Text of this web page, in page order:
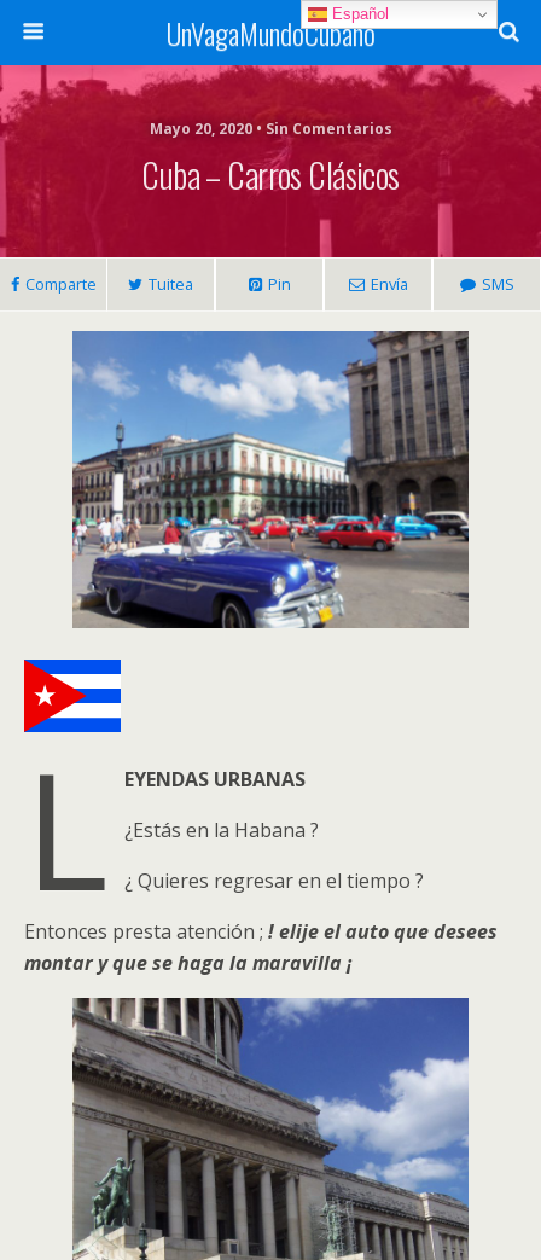
UnVagaMundoCubano
Mayo 20, 2020 • Sin Comentarios
Cuba – Carros Clásicos
Comparte Tuitea Pin Envía SMS
L
EYENDAS URBANAS
¿Estás en la Habana ?
¿ Quieres regresar en el tiempo ?
Entonces presta atención ; !elije el auto que desees
montar y que se haga la maravilla ¡
Español